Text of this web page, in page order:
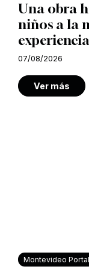
Una obra
niños a la
07/08/2026
Ver más
Montevideo Portal